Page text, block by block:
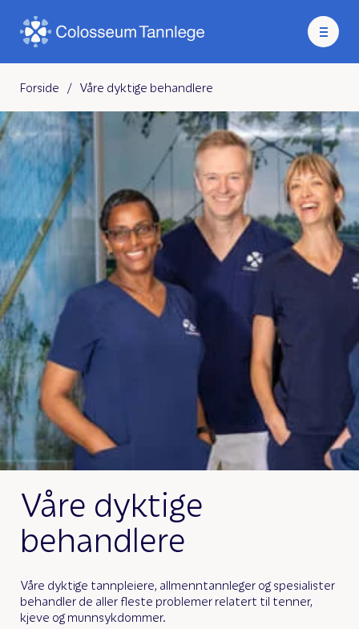
Forside / Våre dyktige behandlere
Våre dyktige
behandlere
Våre dyktige tannpleiere, allmenntannleger og spesialister
behandler de aller fleste problemer relatert til tenner,
kjeve og munnsykdommer.